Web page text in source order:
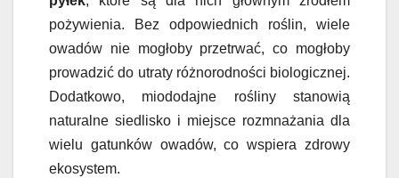
pożywienia. Bez odpowiednich roślin, wiele
owadów nie mogłoby przetrwać, co mogłoby
prowadzić do utraty różnorodności biologicznej.
Dodatkowo, miododajne rośliny stanowią
naturalne siedlisko i miejsce rozmnażania dla
wielu gatunków owadów, co wspiera zdrowy
ekosystem.